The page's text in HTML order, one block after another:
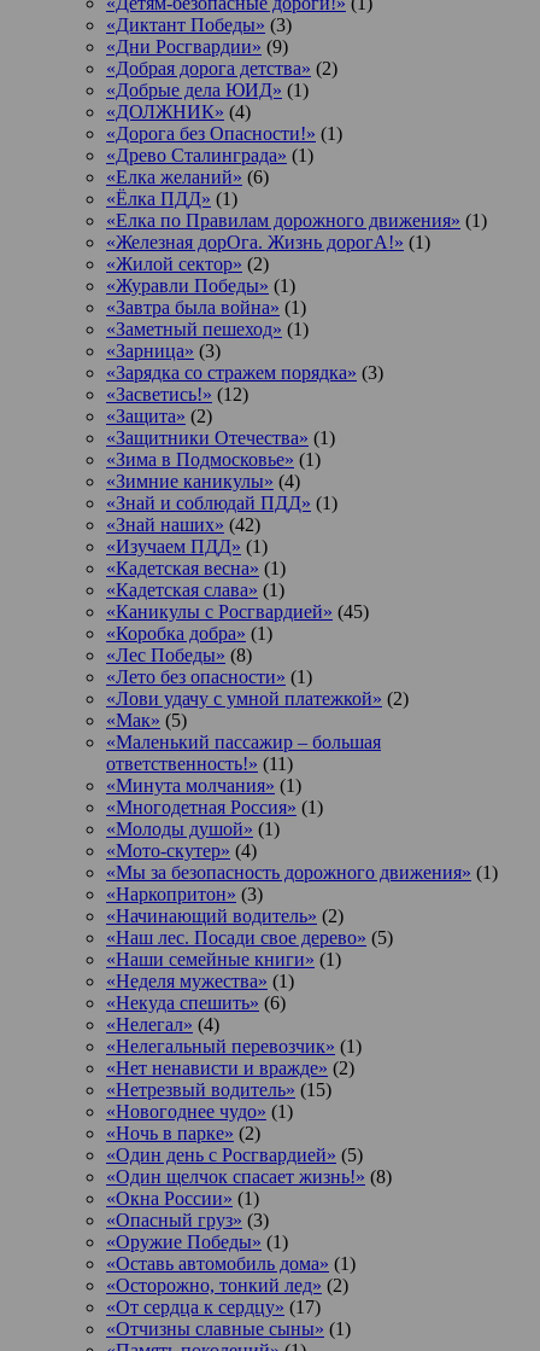
«Диктант Победы» (3)
«Дни Росгвардии» (9)
«Добрая дорога детства» (2)
«Добрые дела ЮИД» (1)
«ДОЛЖНИК» (4)
«Дорога без Опасности!» (1)
«Древо Сталинграда» (1)
«Елка желаний» (6)
«Ёлка ПДД» (1)
«Елка по Правилам дорожного движения» (1)
«Железная дорОга. Жизнь дорогА!» (1)
«Жилой сектор» (2)
«Журавли Победы» (1)
«Завтра была война» (1)
«Заметный пешеход» (1)
«Зарница» (3)
«Зарядка со стражем порядка» (3)
«Засветись!» (12)
«Защита» (2)
«Защитники Отечества» (1)
«Зима в Подмосковье» (1)
«Зимние каникулы» (4)
«Знай и соблюдай ПДД» (1)
«Знай наших» (42)
«Изучаем ПДД» (1)
«Кадетская весна» (1)
«Кадетская слава» (1)
«Каникулы с Росгвардией» (45)
«Коробка добра» (1)
«Лес Победы» (8)
«Лето без опасности» (1)
«Лови удачу с умной платежкой» (2)
«Мак» (5)
«Маленький пассажир – большая
ответственность!» (11)
«Минута молчания» (1)
«Многодетная Россия» (1)
«Молоды душой» (1)
«Мото-скутер» (4)
«Мы за безопасность дорожного движения» (1)
«Наркопритон» (3)
«Начинающий водитель» (2)
«Наш лес. Посади свое дерево» (5)
«Наши семейные книги» (1)
«Неделя мужества» (1)
«Некуда спешить» (6)
«Нелегал» (4)
«Нелегальный перевозчик» (1)
«Нет ненависти и вражде» (2)
«Нетрезвый водитель» (15)
«Новогоднее чудо» (1)
«Ночь в парке» (2)
«Один день с Росгвардией» (5)
«Один щелчок спасает жизнь!» (8)
«Окна России» (1)
«Опасный груз» (3)
«Оружие Победы» (1)
«Оставь автомобиль дома» (1)
«Осторожно, тонкий лед» (2)
«От сердца к сердцу» (17)
«Отчизны славные сыны» (1)